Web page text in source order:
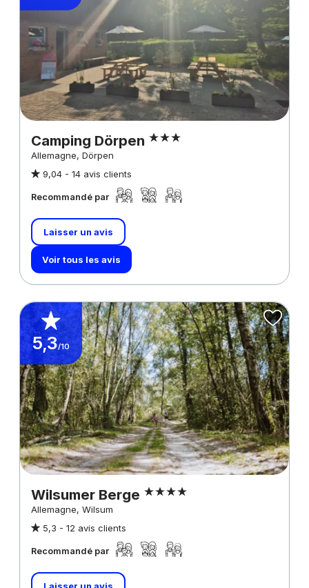
Camping Dörpen
Allemagne, Dörpen
9,04 - 14 avis clients
Recommandé par
Laisser un avis
Voir tous les avis
5,3/10
Wilsumer Berge
Allemagne, Wilsum
5,3 - 12 avis clients
Recommandé par
Laisser un avis